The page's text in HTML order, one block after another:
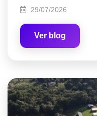
29/07/2026
Ver blog